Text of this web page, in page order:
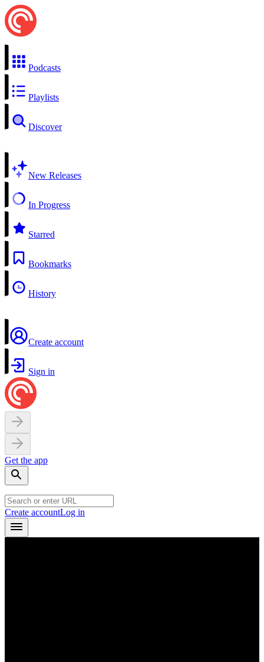
Podcasts
Playlists
Discover
New Releases
In Progress
Starred
Bookmarks
History
Create account
Sign in
Get the app
Create accountLog in